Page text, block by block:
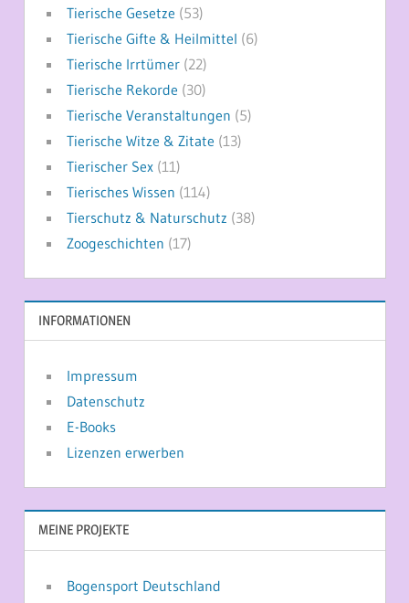
Tierische Gesetze (53)
Tierische Gifte & Heilmittel (6)
Tierische Irrtümer(22)
Tierische Rekorde (30)
Tierische Veranstaltungen (5)
Tierische Witze & Zitate (13)
Tierischer Sex(11)
Tierisches Wissen (114)
Tierschutz & Naturschutz (38)
Zoogeschichten (17)
INFORMATIONEN
Impressum
Datenschutz
E-Books
Lizenzen erwerben
MEINE PROJEKTE
Bogensport Deutschland